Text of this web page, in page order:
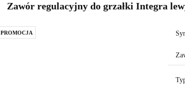
Zawór regulacyjny do grzałki Integra
PROMOCJA